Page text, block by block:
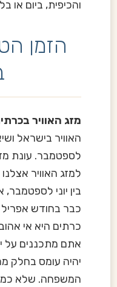
והכיפית, ביום או
הזמן
מזג האוויר
האוויר בישראל
לספטמבר. עונת
למזג האוויר
בין יוני
כבר בחודש
כרתים היא אי
אתם מתכננים על
יהיה עומס בחלק
המשפחה. שלא כמו